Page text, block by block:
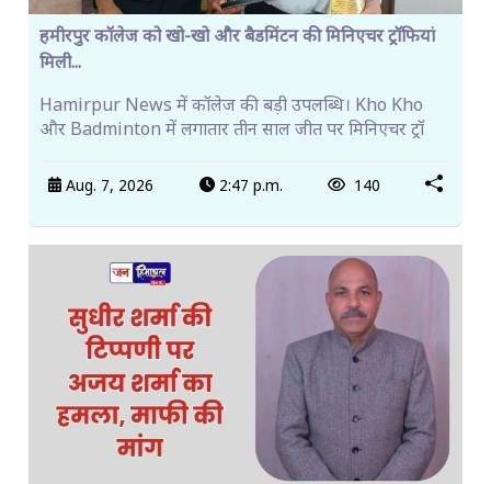
हमीरपुर कॉलेज को खो-खो और बैडमिंटन की मिनिएचर ट्रॉफियां
मिली...
Hamirpur News में कॉलेज की बड़ी उपलब्धि। Kho Kho
और Badminton में लगातार तीन साल जीत पर मिनिएचर ट्रॉ
Aug. 7, 2026 2:47 p.m. 140